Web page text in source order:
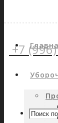
+7 (996)